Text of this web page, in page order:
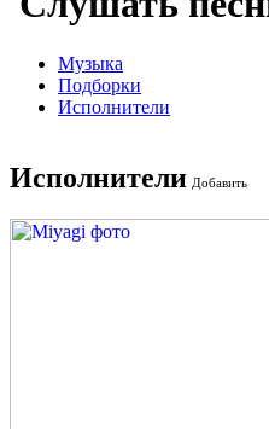
Музыка
Подборки
Исполнители
Исполнители Добавить